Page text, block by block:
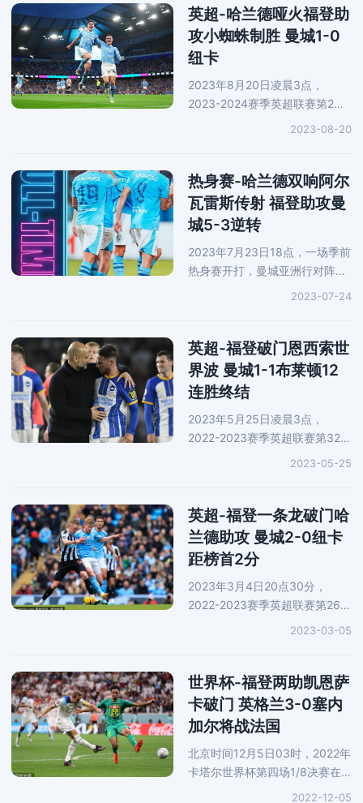
开记录。下半场，奥蓬达再一次
反击中为
英超-哈兰德哑火福登助
攻小蜘蛛制胜 曼城1-0
纽卡
2023年8月20日凌晨3点，
2023-2024赛季英超联赛第2轮
展开一场“石油德比”，曼城主场
脚远射，皮球高出
2023-08-20
热身赛-哈兰德双响阿尔
瓦雷斯传射 福登助攻曼
城5-3逆转
2023年7月23日18点，一场季前
热身赛开打，曼城亚洲行对阵日
本球队横滨水手。上半场，安德
水手扩大领先优势。上半场尾声
阶
2023-07-24
英超-福登破门恩西索世
界波 曼城1-1布莱顿12
连胜终结
2023年5月25日凌晨3点，
2022-2023赛季英超联赛第32轮
迎来一场焦点大战，曼城前往客
后，哈兰德单刀无私助攻福登破
门得分
2023-05-25
英超-福登一条龙破门哈
兰德助攻 曼城2-0纽卡
距榜首2分
2023年3月4日20点30分，
2022-2023赛季英超联赛第26轮
迎来一场焦点大战，曼城主场对
门。下半场，哈兰德助攻B席建
功，锁定比
2023-03-05
世界杯-福登两助凯恩萨
卡破门 英格兰3-0塞内
加尔将战法国
北京时间12月5日03时，2022年
卡塔尔世界杯第四场1/8决赛在
海湾球场展开角逐，英格兰对阵
2022-12-05